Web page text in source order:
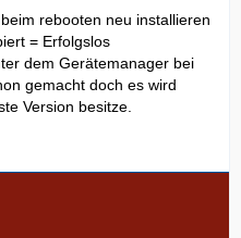
Neustart einfach wieder
Seite auch ein Firmware-
rebooten neu installieren
= Erfolgslos
dem Gerätemanager bei
gemacht doch es wird
Version besitze.